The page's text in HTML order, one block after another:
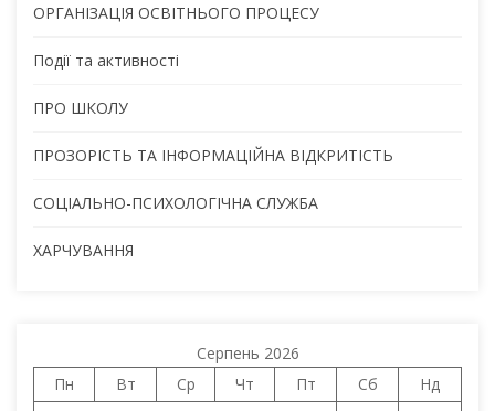
ОРГАНІЗАЦІЯ ОСВІТНЬОГО ПРОЦЕСУ
Події та активності
ПРО ШКОЛУ
ПРОЗОРІСТЬ ТА ІНФОРМАЦІЙНА ВІДКРИТІСТЬ
СОЦІАЛЬНО-ПСИХОЛОГІЧНА СЛУЖБА
ХАРЧУВАННЯ
Серпень 2026
Пн
Вт Ср Чт Пт Сб
Нд